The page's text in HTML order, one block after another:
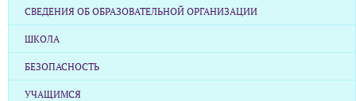
СВЕДЕНИЯ ОБ ОБРАЗОВАТЕЛЬНОЙ ОРГАНИЗАЦИИ
ШКОЛА
БЕЗОПАСНОСТЬ
УЧАЩИМСЯ